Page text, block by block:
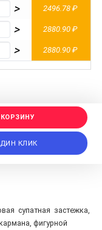
> 2496.78 ₽
> 2880.90 ₽
> 2880.90 ₽
КЛИК
супатная застежка,
фигурной